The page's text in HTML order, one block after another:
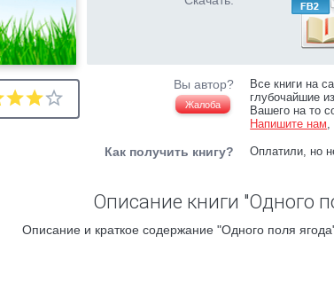
Вы автор?
Жалоба
Все книги на
глубочайшие
Вашего на то
Напишите нам,
Как получить книгу? Оплатили, но
Описание книги "Одного
Описание и краткое содержание "Одного поля